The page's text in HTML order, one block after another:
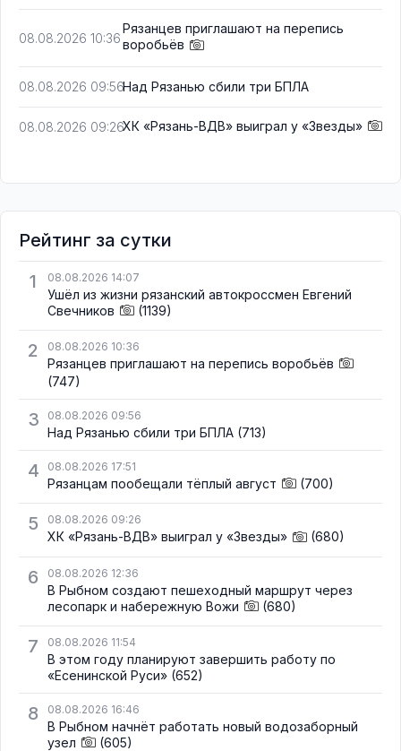
08.08.2026 10:36
Рязанцев приглашают на перепись
воробьёв
08.08.2026 09:56Над Рязанью сбили три БПЛА
08.08.2026 09:26ХК «Рязань-ВДВ» выиграл у «Звезды»
Рейтинг за сутки
1
08.08.2026 14:07
Ушёл из жизни рязанский автокроссмен Евгений
Свечников
(1139)
2 08.08.2026 10:36
Рязанцев приглашают на перепись воробьёв
(747)
3 08.08.2026 09:56
Над Рязанью сбили три БПЛА (713)
4 08.08.2026 17:51
Рязанцам пообещали тёплый август (700)
5 08.08.2026 09:26
ХК «Рязань-ВДВ» выиграл у «Звезды» (680)
6 08.08.2026 12:36
В Рыбном создают пешеходный маршрут через
лесопарк и набережную Вожи
(680)
7 08.08.2026 11:54
В этом году планируют завершить работу по
«Есенинской Руси» (652)
8 08.08.2026 16:46
В Рыбном начнёт работать новый водозаборный
узел
(605)